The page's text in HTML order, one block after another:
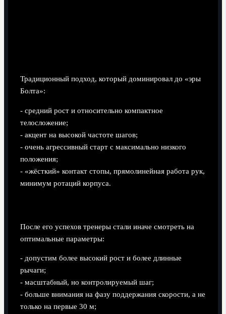
Традиционный подход, который доминировал до «эры
Болта»:
- средний рост и относительно компактное
телосложение;
- акцент на высокой частоте шагов;
- очень агрессивный старт с максимально низкого
положения;
- «жёсткий» контакт стопы, прямолинейная работа рук,
минимум ротаций корпуса.
После его успехов тренеры стали иначе смотреть на
оптимальные параметры:
- допустим более высокий рост и более длинные
рычаги;
- масштабный, но контролируемый шаг;
- больше внимания на фазу поддержания скорости, а не
только на первые 30 м;